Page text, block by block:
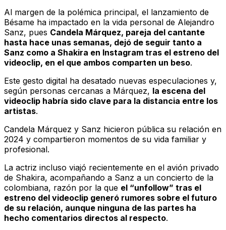
Al margen de la polémica principal, el lanzamiento de
Bésame ha impactado en la vida personal de Alejandro
Sanz, pues Candela Márquez, pareja del cantante
hasta hace unas semanas, dejó de seguir tanto a
Sanz como a Shakira en Instagram tras el estreno del
videoclip, en el que ambos comparten un beso.
Este gesto digital ha desatado nuevas especulaciones y,
según personas cercanas a Márquez, la escena del
videoclip habría sido clave para la distancia entre los
artistas.
Candela Márquez y Sanz hicieron pública su relación en
2024 y compartieron momentos de su vida familiar y
profesional.
La actriz incluso viajó recientemente en el avión privado
de Shakira, acompañando a Sanz a un concierto de la
colombiana, razón por la que el “unfollow” tras el
estreno del videoclip generó rumores sobre el futuro
de su relación, aunque ninguna de las partes ha
hecho comentarios directos al respecto.